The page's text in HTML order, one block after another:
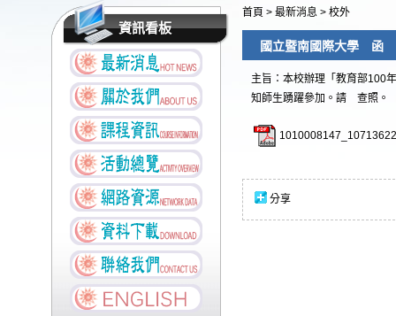
資訊看板
首頁 > 最新消息 > 校外
國立暨南國際大學 函
主旨：本校辦理「教育部100
知師生踴躍參加。請 查照。
分享